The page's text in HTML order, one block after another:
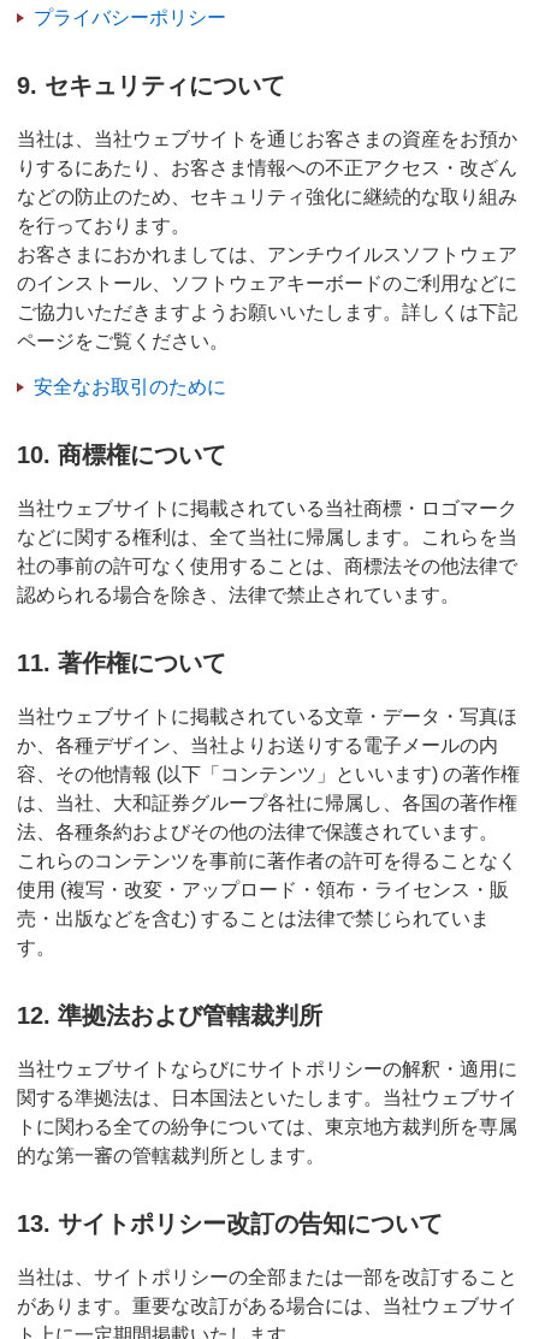
プライバシーポリシー
9. セキュリティについて
当社は、当社ウェブサイトを通じお客さまの資産をお預か
りするにあたり、お客さま情報への不正アクセス・改ざん
などの防止のため、セキュリティ強化に継続的な取り組み
を行っております。
お客さまにおかれましては、アンチウイルスソフトウェア
のインストール、ソフトウェアキーボードのご利用などに
ご協力いただきますようお願いいたします。詳しくは下記
ページをご覧ください。
安全なお取引のために
10. 商標権について
当社ウェブサイトに掲載されている当社商標・ロゴマーク
などに関する権利は、全て当社に帰属します。これらを当
社の事前の許可なく使用することは、商標法その他法律で
認められる場合を除き、法律で禁止されています。
11. 著作権について
当社ウェブサイトに掲載されている文章・データ・写真ほ
か、各種デザイン、当社よりお送りする電子メールの内
容、その他情報 (以下「コンテンツ」といいます) の著作権
は、当社、大和証券グループ各社に帰属し、各国の著作権
法、各種条約およびその他の法律で保護されています。
これらのコンテンツを事前に著作者の許可を得ることなく
使用 (複写・改変・アップロード・領布・ライセンス・販
売・出版などを含む) することは法律で禁じられていま
す。
12. 準拠法および管轄裁判所
当社ウェブサイトならびにサイトポリシーの解釈・適用に
関する準拠法は、日本国法といたします。当社ウェブサイ
トに関わる全ての紛争については、東京地方裁判所を専属
的な第一審の管轄裁判所とします。
13. サイトポリシー改訂の告知について
当社は、サイトポリシーの全部または一部を改訂すること
があります。重要な改訂がある場合には、当社ウェブサイ
ト上に一定期間掲載いたします。